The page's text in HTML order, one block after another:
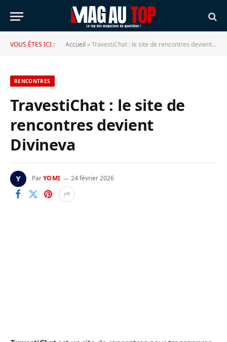
VOUS ÊTES ICI : Accueil »TravestiChat : le site de rencontres devient Divineva
RENCONTRES
TravestiChat : le site de
rencontres devient
Divineva
ParYOMI 24 février 2026